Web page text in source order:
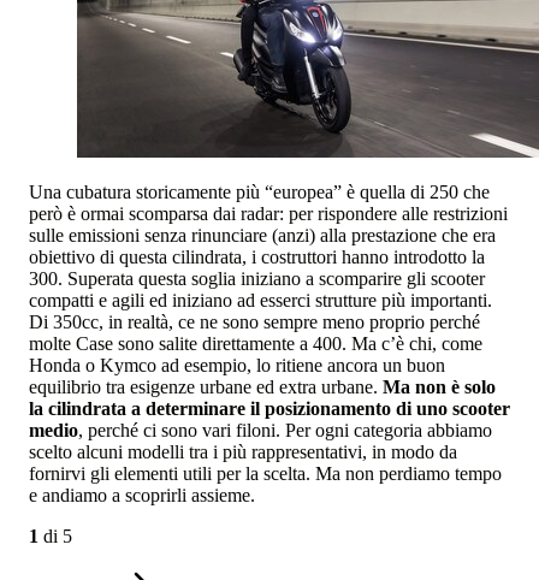
Una cubatura storicamente più “europea” è quella di 250 che
però è ormai scomparsa dai radar: per rispondere alle restrizioni
sulle emissioni senza rinunciare (anzi) alla prestazione che era
obiettivo di questa cilindrata, i costruttori hanno introdotto la
300. Superata questa soglia iniziano a scomparire gli scooter
compatti e agili ed iniziano ad esserci strutture più importanti.
Di 350cc, in realtà, ce ne sono sempre meno proprio perché
molte Case sono salite direttamente a 400. Ma c’è chi, come
Honda o Kymco ad esempio, lo ritiene ancora un buon
equilibrio tra esigenze urbane ed extra urbane. Ma non è solo
la cilindrata a determinare il posizionamento di uno scooter
medio, perché ci sono vari filoni. Per ogni categoria abbiamo
scelto alcuni modelli tra i più rappresentativi, in modo da
fornirvi gli elementi utili per la scelta. Ma non perdiamo tempo
e andiamo a scoprirli assieme.
1 di 5